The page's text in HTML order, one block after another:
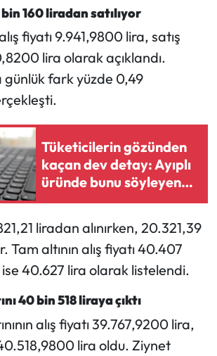
160 liradan satılıyor
fiyatı 9.941,9800 lira, satış
lira olarak açıklandı.
günlük fark yüzde 0,49
Tüketicilerin gözünden
kaçan dev detay: Ayıplı
üründe bunu söyleyen
paranızı anında iade
liradan alınırken, 20.321,39
Tam altının alış fiyatı 40.407
ise 40.627 lira olarak listelendi.
40 bin 518 liraya çıktı
alış fiyatı 39.767,9200 lira,
lira oldu. Ziynet